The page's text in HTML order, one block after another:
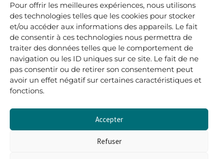
Pour offrir les meilleures expériences, nous utilisons
des technologies telles que les cookies pour stocker
et/ou accéder aux informations des appareils. Le fait
de consentir à ces technologies nous permettra de
traiter des données telles que le comportement de
navigation ou les ID uniques sur ce site. Le fait de ne
pas consentir ou de retirer son consentement peut
avoir un effet négatif sur certaines caractéristiques et
fonctions.
Accepter
Refuser
05 40 41 37 18
.
MARDI AU SAMEDI
10H00-12H45 | 14H00 -19H00
boutique@lerenardetlasouris.com